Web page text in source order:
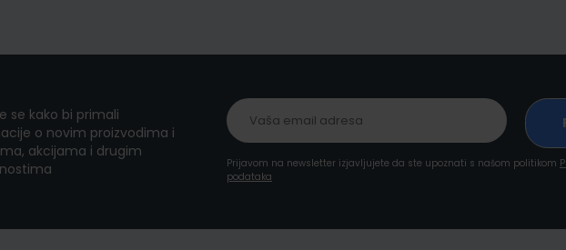
se kako bi primali
o novim proizvodima i
akcijama i drugim
Prijavom na newsletter izjavljujete da ste upoznati s našom politikom
podataka